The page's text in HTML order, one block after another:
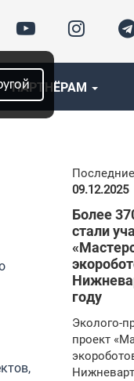
ПАРТНЁРАМ
09.12.2025
Более
стали
году
Эколого-
проект